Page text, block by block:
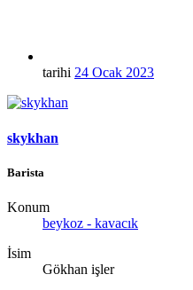
tarihi 24 Ocak 2023
skykhan
Barista
Konum
beykoz - kavacık
İsim
Gökhan işler